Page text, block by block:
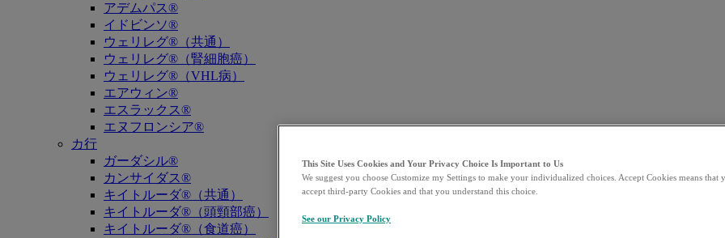
アデムパス®
イドビンソ®
ウェリレグ®（共通）
ウェリレグ®（腎細胞癌）
ウェリレグ®（VHL病）
エアウィン®
エスラックス®
エヌフロンシア®
カ行
ガーダシル®
カンサイダス®
キイトルーダ®（共通）
キイトルーダ®（頭頸部癌）
キイトルーダ®（食道癌）
This Site Uses Cookies and Your Privacy Choice Is Important to Us
We suggest you choose Customize my Settings to make your individualized choices. Accept Cookies means that
accept third-party Cookies and that you understand this choice.
See our Privacy Policy